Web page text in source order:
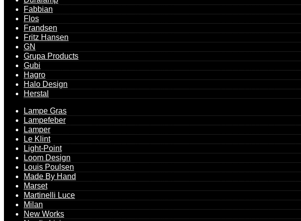
Fabbian
Flos
Frandsen
Fritz Hansen
GN
Grupa Products
Gubi
Hagro
Halo Design
Herstal
Lampe Gras
Lampefeber
Lamper
Le Klint
Light-Point
Loom Design
Louis Poulsen
Made By Hand
Marset
Martinelli Luce
Milan
New Works